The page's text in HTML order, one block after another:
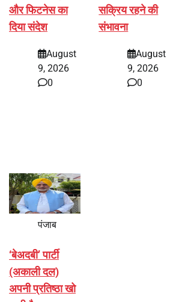
और फिटनेस का
दिया संदेश
August
9, 2026
0
सक्रिय रहने की
संभावना
August
9, 2026
0
पंजाब
‘बेअदबी’ पार्टी
(अकाली दल)
अपनी प्रतिष्ठा खो